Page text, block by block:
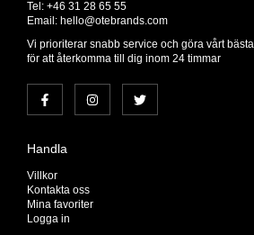
Tel: +46 31 28 65 55
Email: hello@otebrands.com
Vi prioriterar snabb service och göra vårt bästa
för att återkomma till dig inom 24 timmar
Handla
Villkor
Kontakta oss
Mina favoriter
Logga in